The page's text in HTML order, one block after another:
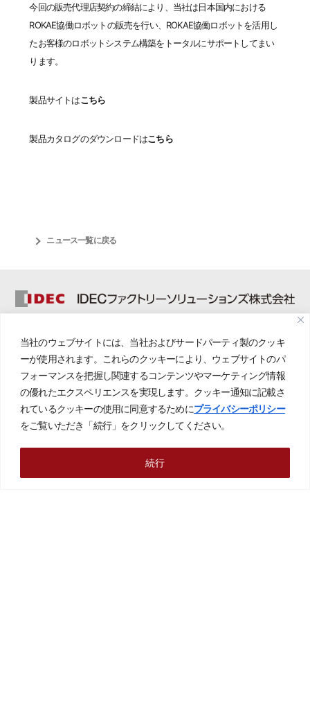
当社のウェブサイトには、当社およびサードパーティ製のクッキ
ーが使用されます。これらのクッキーにより、ウェブサイトのパ
フォーマンスを把握し関連するコンテンツやマーケティング情報
の優れたエクスペリエンスを実現します。クッキー通知に記載さ
れているクッキーの使用に同意するためにプライバシーポリシー
をご覧いただき「続行」をクリックしてください。
続行
今回の販売代理店契約の締結により、当社は日本国内における
ROKAE協働ロボットの販売を行い、ROKAE協働ロボットを活用し
たお客様のロボットシステム構築をトータルにサポートしてまい
ります。
製品サイトはこちら
製品カタログのダウンロードはこちら
ニュース一覧に戻る
TEL:0586-73-8300(代) FAX:0586-73-9697
主な事業